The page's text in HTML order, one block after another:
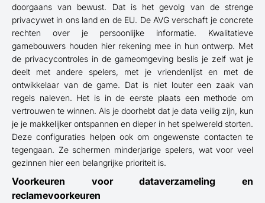
doorgaans van bewust. Dat is het gevolg van de strenge
privacywet in ons land en de EU. De AVG verschaft je concrete
rechten over je persoonlijke informatie. Kwalitatieve
gamebouwers houden hier rekening mee in hun ontwerp. Met
de privacycontroles in de gameomgeving beslis je zelf wat je
deelt met andere spelers, met je vriendenlijst en met de
ontwikkelaar van de game. Dat is niet louter een zaak van
regels naleven. Het is in de eerste plaats een methode om
vertrouwen te winnen. Als je doorhebt dat je data veilig zijn, kun
je je makkelijker ontspannen en dieper in het spelwereld storten.
Deze configuraties helpen ook om ongewenste contacten te
tegengaan. Ze schermen minderjarige spelers, wat voor veel
gezinnen hier een belangrijke prioriteit is.
Voorkeuren voor dataverzameling en
reclamevoorkeuren